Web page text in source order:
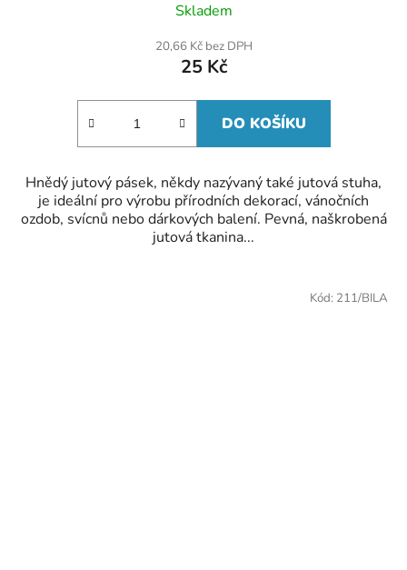
Skladem
20,66 Kč bez DPH
25 Kč
DO KOŠÍKU
Hnědý jutový pásek, někdy nazývaný také jutová stuha,
je ideální pro výrobu přírodních dekorací, vánočních
ozdob, svícnů nebo dárkových balení. Pevná, naškrobená
jutová tkanina...
Kód: 211/BILA